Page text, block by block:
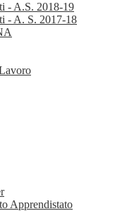
- A.S. 2018-19
- A. S. 2017-18
Apprendistato